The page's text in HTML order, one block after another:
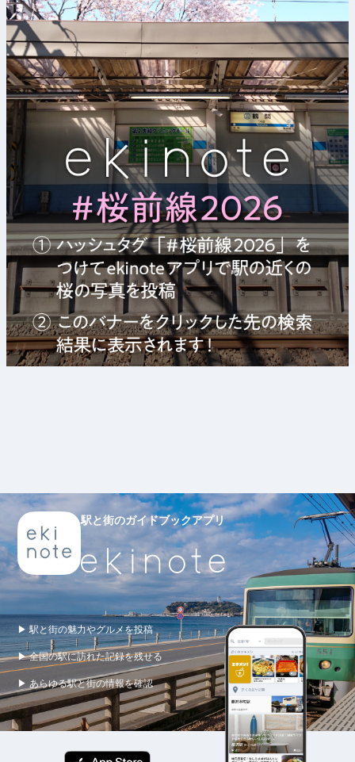
駅と街のガイドブックアプリ
▶ 駅と街の魅力やグルメを投稿
▶ 全国の駅に訪れた記録を残せる
▶ あらゆる駅と街の情報を確認